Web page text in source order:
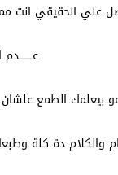
علي الحقيقي انت
بيعلمك الطمع
والكلام دة كلة